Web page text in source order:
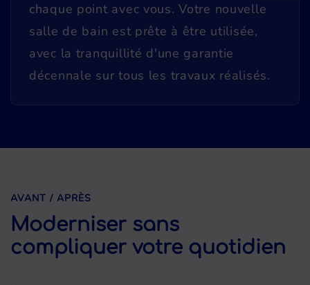
chaque point avec vous. Votre nouvelle
salle de bain est prête à être utilisée,
avec la tranquillité d'une garantie
décennale sur tous les travaux réalisés.
AVANT / APRÈS
Moderniser sans
compliquer votre quotidien